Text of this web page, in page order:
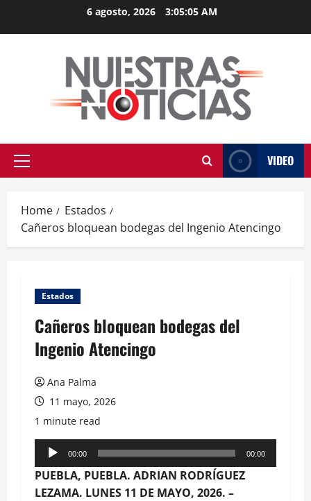
6 agosto, 2026 3:05:05 AM
Primary
VIDEO
Home
Estados
Cañeros bloquean bodegas del Ingenio Atencingo
Estados
Cañeros bloquean bodegas del
Ingenio Atencingo
Ana Palma
11 mayo, 2026
1 minute read
Reproductor
de
audio
00:00 00:00
PUEBLA, PUEBLA. ADRIAN RODRÍGUEZ
LEZAMA. LUNES 11 DE MAYO, 2026. –